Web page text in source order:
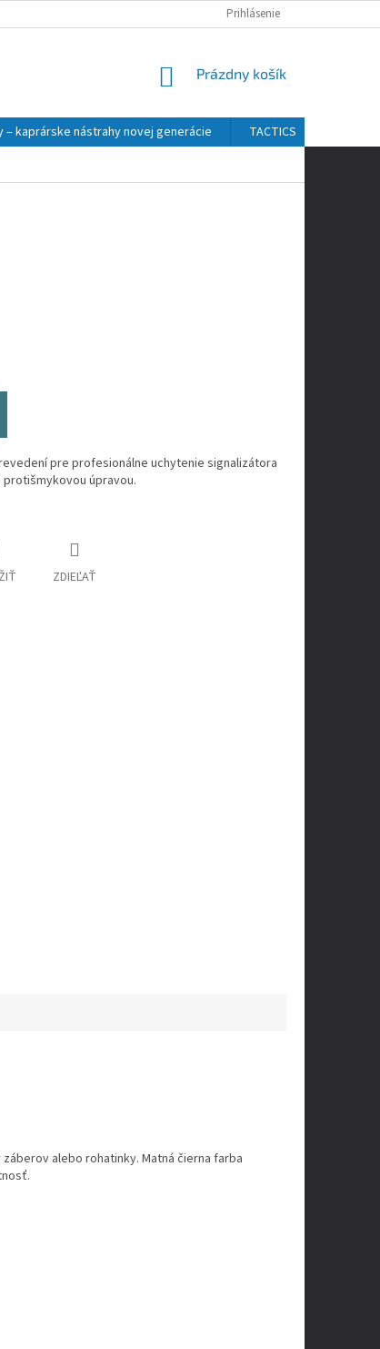
ÚDAJOV Prihlásenie
NÁKUPNÝ
Prázdny košík
– kaprárske nástrahy novej generácie TACTICS
pre profesionálne uchytenie signalizátora
úpravou.
ZDIEĽAŤ
alebo rohatinky. Matná čierna farba